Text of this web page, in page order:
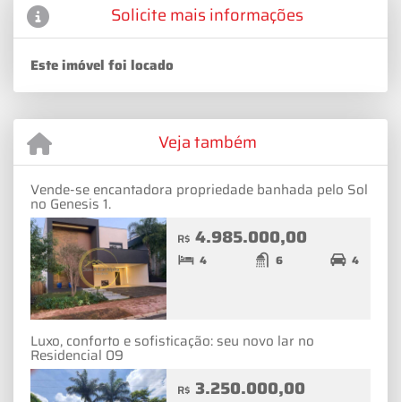
Solicite mais informações
Este imóvel foi locado
Veja também
Vende-se encantadora propriedade banhada pelo Sol
no Genesis 1.
R$ 4.985.000,00
4 6 4
Luxo, conforto e sofisticação: seu novo lar no
Residencial 09
R$ 3.250.000,00